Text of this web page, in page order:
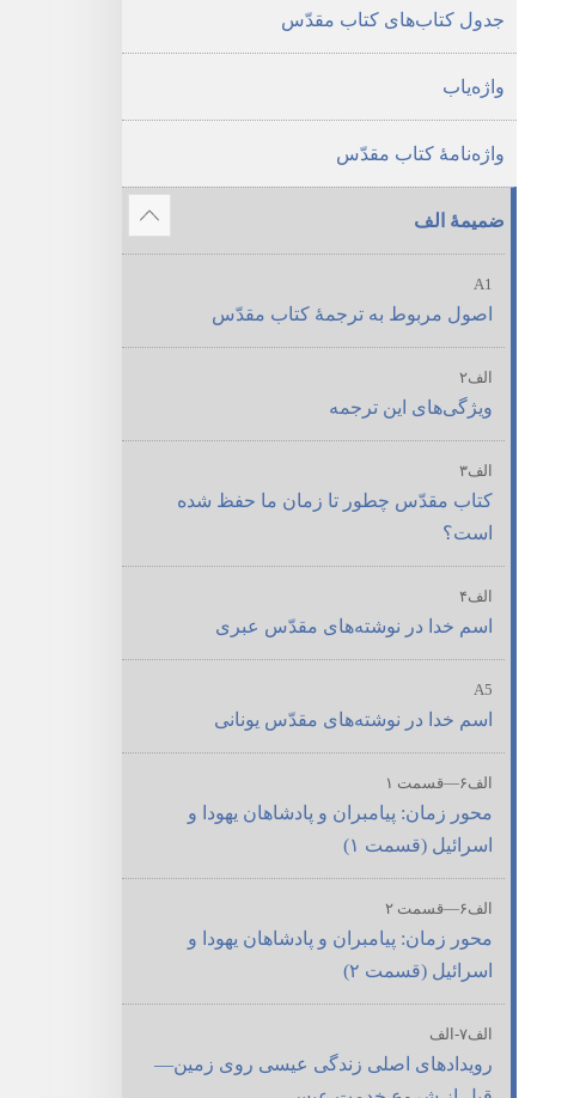
جدول کتاب‌های کتاب مقدّس
واژه‌یاب
واژه‌نامهٔ کتاب مقدّس
ضمیمهٔ الف
نمای
A1
اصول مربوط به ترجمهٔ کتاب مقدّس
الف۲
ویژگی‌های این ترجمه
الف۳
کتاب مقدّس چطور تا زمان ما حفظ شده
است؟‏
الف۴
اسم خدا در نوشته‌های مقدّس عبری
A5
اسم خدا در نوشته‌های مقدّس یونانی
الف۶—‏قسمت ۱
محور زمان:‏ پیامبران و پادشاهان یهودا و
اسرائیل (‏قسمت ۱)‏
الف۶—‏قسمت ۲
محور زمان:‏ پیامبران و پادشاهان یهودا و
اسرائیل (‏قسمت ۲)‏
الف۷-‏الف
رویدادهای اصلی زندگی عیسی روی زمین—‏